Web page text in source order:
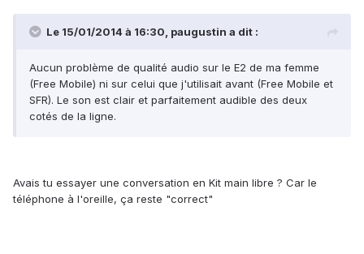
Le 15/01/2014 à 16:30, paugustin a dit :
Aucun problème de qualité audio sur le E2 de ma femme
(Free Mobile) ni sur celui que j'utilisait avant (Free Mobile et
SFR). Le son est clair et parfaitement audible des deux
cotés de la ligne.
Avais tu essayer une conversation en Kit main libre ? Car le
téléphone à l'oreille, ça reste "correct"